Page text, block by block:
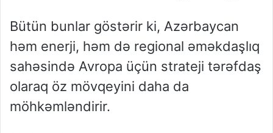
Bütün bunlar göstərir ki, Azərbaycan
həm enerji, həm də regional əməkdaşlıq
sahəsində Avropa üçün strateji tərəfdaş
olaraq öz mövqeyini daha da
möhkəmləndirir.